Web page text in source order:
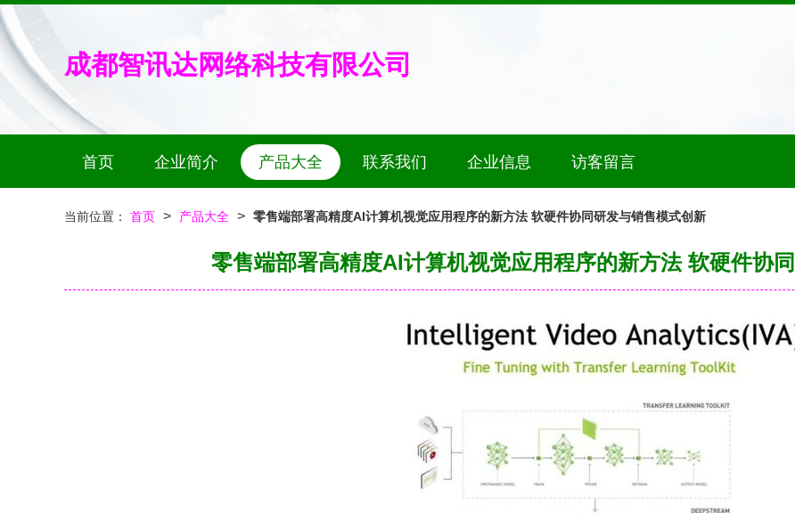
成都智讯达网络科技有限公司
首页 企业简介 产品大全 联系我们 企业信息 访客留言
当前位置： 首页 > 产品大全 > 零售端部署高精度AI计算机视觉应用程序的新方法 软硬件协同研发与销售模式创新
零售端部署高精度AI计算机视觉应用程序的新方法 软硬件协